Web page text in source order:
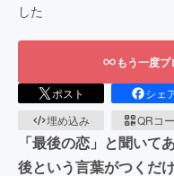
した
もう一度
ポスト シェ
埋め込み
QRコ
「最後の恋」と聞いて
後という言葉がつくだ